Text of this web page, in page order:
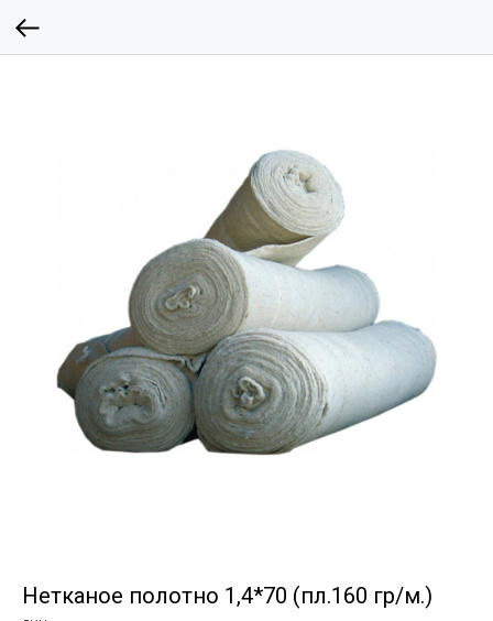
Нетканое полотно 1,4*70 (пл.160 гр/м.)